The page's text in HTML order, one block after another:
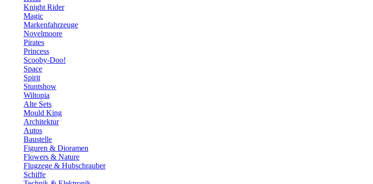
Knight Rider
Magic
Markenfahrzeuge
Novelmoore
Pirates
Princess
Scooby-Doo!
Space
Spirit
Stuntshow
Wiltopia
Alte Sets
Mould King
Architektur
Autos
Baustelle
Figuren & Dioramen
Flowers & Nature
Flugzege & Hubschrauber
Schiffe